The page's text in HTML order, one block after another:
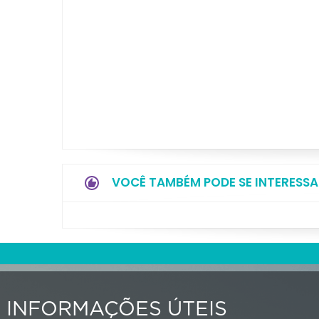
VOCÊ TAMBÉM PODE SE
INFORMAÇÕES ÚTEIS